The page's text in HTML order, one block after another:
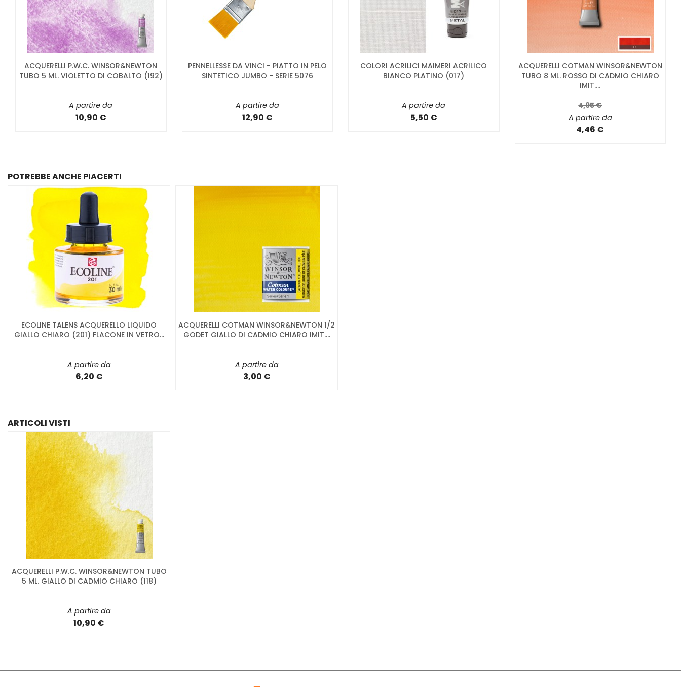
ACQUERELLI P.W.C. WINSOR&NEWTON
TUBO 5 ML. VIOLETTO DI COBALTO (192)
A partire da
10,90 €
PENNELLESSE DA VINCI - PIATTO IN PELO
SINTETICO JUMBO - SERIE 5076
A partire da
12,90 €
COLORI ACRILICI MAIMERI ACRILICO
BIANCO PLATINO (017)
A partire da
5,50 €
ACQUERELLI COTMAN WINSOR&NEWTON
TUBO 8 ML. ROSSO DI CADMIO CHIARO
IMIT....
4,95 €
A partire da
4,46 €
POTREBBE ANCHE PIACERTI
ECOLINE TALENS ACQUERELLO LIQUIDO
GIALLO CHIARO (201) FLACONE IN VETRO...
A partire da
6,20 €
ACQUERELLI COTMAN WINSOR&NEWTON 1/2
GODET GIALLO DI CADMIO CHIARO IMIT....
A partire da
3,00 €
ARTICOLI VISTI
ACQUERELLI P.W.C. WINSOR&NEWTON TUBO
5 ML. GIALLO DI CADMIO CHIARO (118)
A partire da
10,90 €